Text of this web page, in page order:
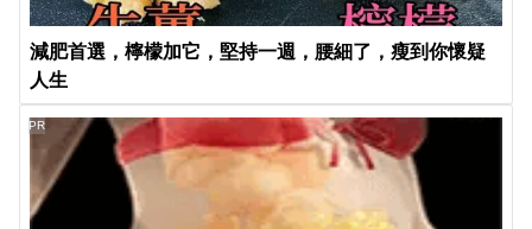
減肥首選，檸檬加它，堅持一週，腰細了，瘦到你懷疑
人生
PR